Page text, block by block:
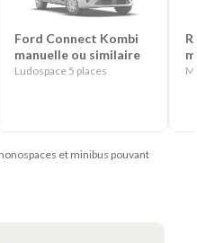
Ford Connect Kombi
manuelle ou similaire
Ludospace 5 places
et minibus pouvant